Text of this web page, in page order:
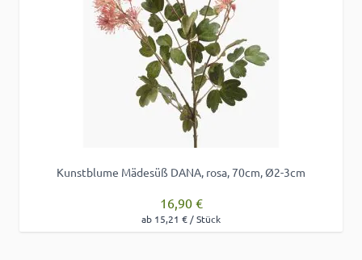
Kunstblume Mädesüß DANA, rosa, 70cm, Ø2-3cm
16,90 €
ab 15,21 € / Stück